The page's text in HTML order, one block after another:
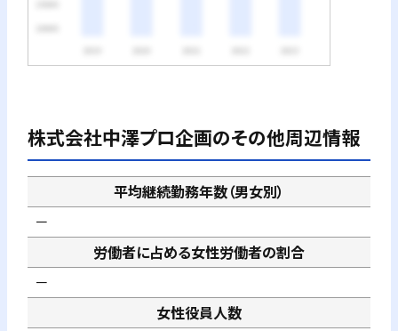
株式会社中澤プロ企画のその他周辺情報
平均継続勤務年数（男女別）
－
労働者に占める女性労働者の割合
－
女性役員人数